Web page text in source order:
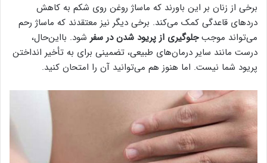
برخی از زنان بر این باورند که ماساژ روغن روی شکم به کاهش
دردهای قاعدگی کمک می‌کند. برخی دیگر نیز معتقدند که ماساژ رحم
می‌تواند موجبجلوگیری از پریود شدن در سفر شود. بااین‌حال،
درست مانند سایر درمان‌های طبیعی، تضمینی برای به تأخیر انداختن
پریود شما نیست. اما هنوز هم می‌توانید آن را امتحان کنید.